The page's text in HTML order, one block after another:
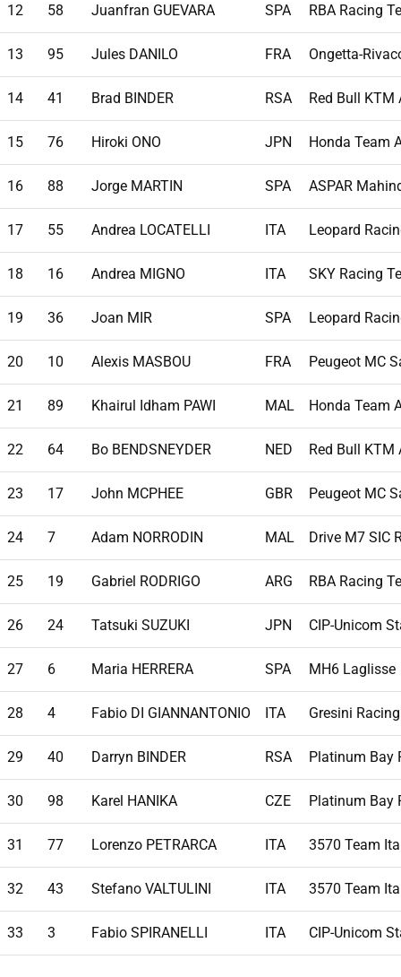
12 58 Juanfran GUEVARA SPA RBA Racing
13 95 Jules DANILO FRA Ongetta-
14 41 Brad BINDER RSA Red Bull KTM
15 76 Hiroki ONO JPN Honda Team
16 88 Jorge MARTIN SPA ASPAR
17 55 Andrea LOCATELLI ITA Leopard
18 16 Andrea MIGNO ITA SKY Racing
19 36 Joan MIR SPA Leopard
20 10 Alexis MASBOU FRA Peugeot MC
21 89 Khairul Idham PAWI MAL Honda Team
22 64 Bo BENDSNEYDER NED Red Bull KTM
23 17 John MCPHEE GBR Peugeot MC
24 7 Adam NORRODIN MAL Drive M7 SIC
25 19 Gabriel RODRIGO ARG RBA Racing
26 24 Tatsuki SUZUKI JPN CIP-Unicom
27 6 Maria HERRERA SPA MH6 Laglisse
28 4 Fabio DI GIANNANTONIO ITA Gresini
29 40 Darryn BINDER RSA Platinum Bay
30 98 Karel HANIKA CZE Platinum Bay
31 77 Lorenzo PETRARCA ITA 3570 Team
32 43 Stefano VALTULINI ITA 3570 Team
33 3 Fabio SPIRANELLI ITA CIP-Unicom